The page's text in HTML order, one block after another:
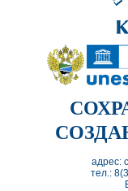
адрес:
тел.: